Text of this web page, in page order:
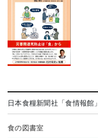
日本食糧新聞社「食情報館」
食の図書室